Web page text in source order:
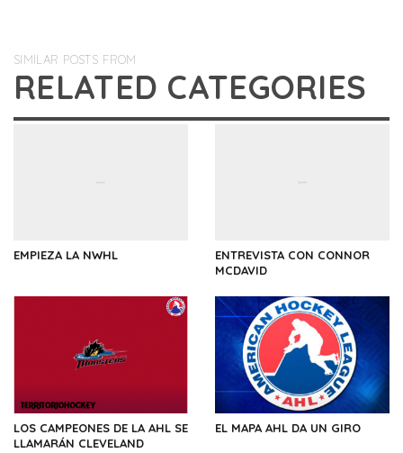
SIMILAR POSTS FROM
RELATED CATEGORIES
EMPIEZA LA NWHL
ENTREVISTA CON CONNOR
MCDAVID
LOS CAMPEONES DE LA AHL SE
LLAMARÁN CLEVELAND
EL MAPA AHL DA UN GIRO